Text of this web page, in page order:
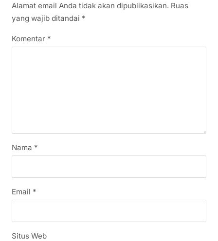
Alamat email Anda tidak akan dipublikasikan. Ruas
yang wajib ditandai *
Komentar *
Nama *
Email *
Situs Web